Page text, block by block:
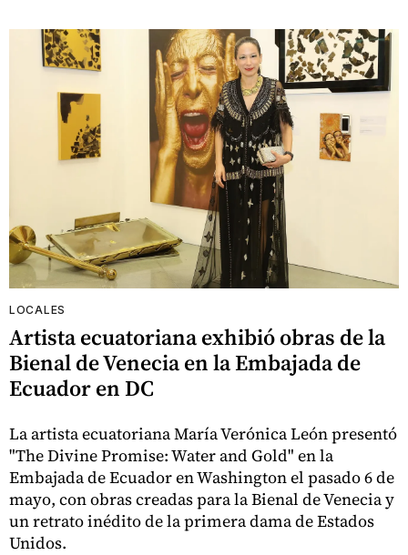
LOCALES
Artista ecuatoriana exhibió obras de la
Bienal de Venecia en la Embajada de
Ecuador en DC
La artista ecuatoriana María Verónica León presentó
"The Divine Promise: Water and Gold" en la
Embajada de Ecuador en Washington el pasado 6 de
mayo, con obras creadas para la Bienal de Venecia y
un retrato inédito de la primera dama de Estados
Unidos.